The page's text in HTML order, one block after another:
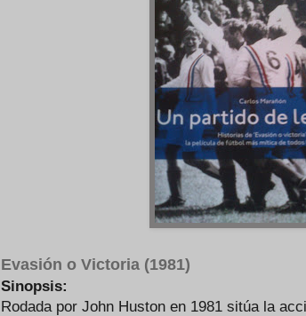
Evasión o Victoria (1981)
Sinopsis:
Rodada por John Huston en 1981 sitúa la